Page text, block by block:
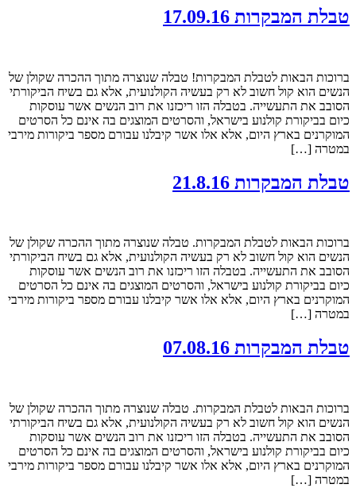
טבלת המבקרות 17.09.16
ברוכות הבאות לטבלת המבקרות! טבלה שנוצרה מתוך ההכרה שקולן של
הנשים הוא קול חשוב לא רק בעשיה הקולנועית, אלא גם בשיח הביקורתי
הסובב את התעשייה. בטבלה הזו ריכזנו את רוב הנשים אשר עוסקות
כיום בביקורת קולנוע בישראל, והסרטים המוצגים בה אינם כל הסרטים
המוקרנים בארץ היום, אלא אלו אשר קיבלנו עבורם מספר ביקורות מירבי
במטרה […]
טבלת המבקרות 21.8.16
ברוכות הבאות לטבלת המבקרות. טבלה שנוצרה מתוך ההכרה שקולן של
הנשים הוא קול חשוב לא רק בעשיה הקולנועית, אלא גם בשיח הביקורתי
הסובב את התעשייה. בטבלה הזו ריכזנו את רוב הנשים אשר עוסקות
כיום בביקורת קולנוע בישראל, והסרטים המוצגים בה אינם כל הסרטים
המוקרנים בארץ היום, אלא אלו אשר קיבלנו עבורם מספר ביקורות מירבי
במטרה […]
טבלת המבקרות 07.08.16
ברוכות הבאות לטבלת המבקרות. טבלה שנוצרה מתוך ההכרה שקולן של
הנשים הוא קול חשוב לא רק בעשיה הקולנועית, אלא גם בשיח הביקורתי
הסובב את התעשייה. בטבלה הזו ריכזנו את רוב הנשים אשר עוסקות
כיום בביקורת קולנוע בישראל, והסרטים המוצגים בה אינם כל הסרטים
המוקרנים בארץ היום, אלא אלו אשר קיבלנו עבורם מספר ביקורות מירבי
במטרה […]